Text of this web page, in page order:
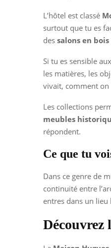
L’hôtel est classé
surtout que tu es
des salons en
Si tu es sensible
les matières, les
vivait, comment on
Les collections
meubles
répondent.
Ce que tu
Dans ce genre de
continuité entre
entres dans un
Découvrez